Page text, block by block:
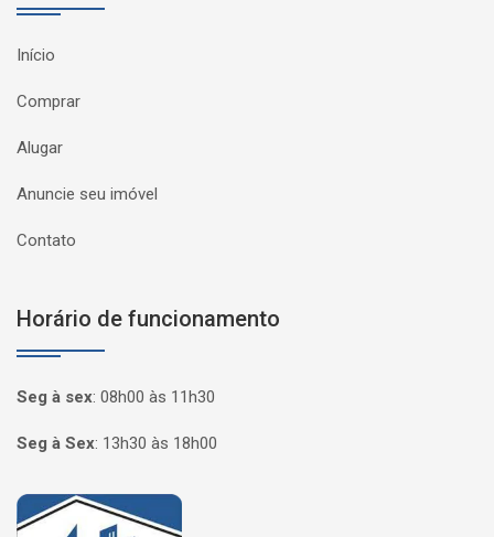
Início
Comprar
Alugar
Anuncie seu imóvel
Contato
Horário de funcionamento
Seg à sex: 08h00 às 11h30
Seg à Sex: 13h30 às 18h00
Página inicial